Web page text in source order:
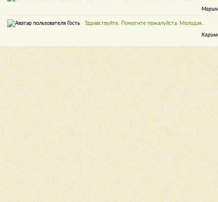
Здравствуйте. Помогите пожалуйста. Молодая...